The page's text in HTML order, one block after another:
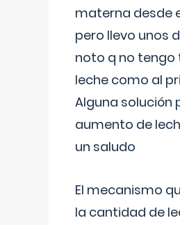
materna desde
pero llevo unos
noto q no
leche como al
Alguna solución
aumento de
un saludo
El mecanismo
la cantidad de